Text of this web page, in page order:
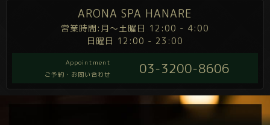
ARONA SPA HANARE
営業時間:月～土曜日 12:00 - 4:00
日曜日 12:00 - 23:00
Appointment
ご予約・お問い合わせ
03-3200-8606